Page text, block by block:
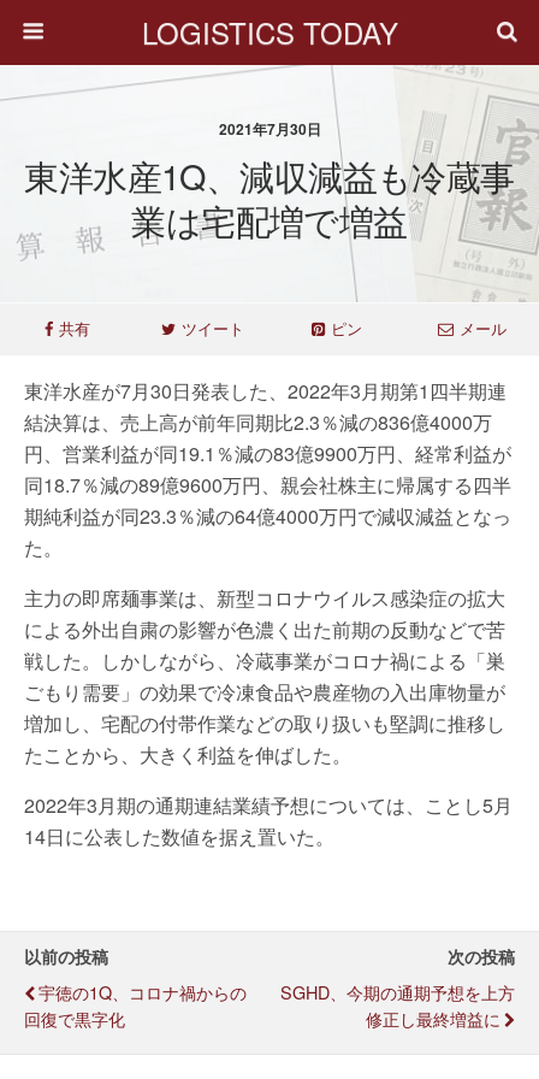
LOGISTICS TODAY
2021年7月30日
東洋水産1Q、減収減益も冷蔵事
業は宅配増で増益
共有 ツイート ピン メール
東洋水産が7月30日発表した、2022年3月期第1四半期連
結決算は、売上高が前年同期比2.3％減の836億4000万
円、営業利益が同19.1％減の83億9900万円、経常利益が
同18.7％減の89億9600万円、親会社株主に帰属する四半
期純利益が同23.3％減の64億4000万円で減収減益となっ
た。
主力の即席麺事業は、新型コロナウイルス感染症の拡大
による外出自粛の影響が色濃く出た前期の反動などで苦
戦した。しかしながら、冷蔵事業がコロナ禍による「巣
ごもり需要」の効果で冷凍食品や農産物の入出庫物量が
増加し、宅配の付帯作業などの取り扱いも堅調に推移し
たことから、大きく利益を伸ばした。
2022年3月期の通期連結業績予想については、ことし5月
14日に公表した数値を据え置いた。
以前の投稿
宇徳の1Q、コロナ禍からの
回復で黒字化
次の投稿
SGHD、今期の通期予想を上方
修正し最終増益に